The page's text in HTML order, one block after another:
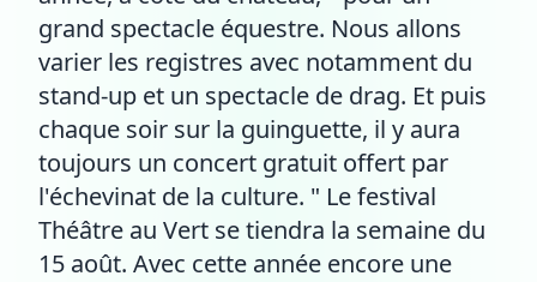
grand spectacle équestre. Nous allons
varier les registres avec notamment du
stand-up et un spectacle de drag. Et puis
chaque soir sur la guinguette, il y aura
toujours un concert gratuit offert par
l'échevinat de la culture. " Le festival
Théâtre au Vert se tiendra la semaine du
15 août. Avec cette année encore une